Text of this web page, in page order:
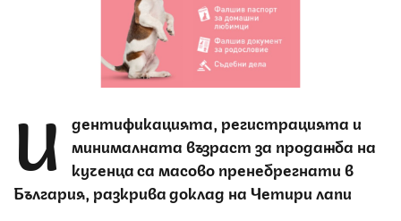
И
дентификацията, регистрацията и
минималната възраст за продажба на
кученца са масово пренебрегнати в
България, разкрива доклад на Четири лапи